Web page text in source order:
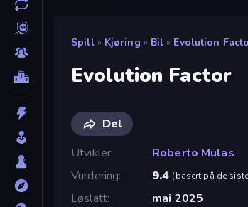
Spill » Kjøring » Bil » Evolution
Evolution Factor
Del
Utvikler
Roberto Mulas
Vurdering
9.4 (basert på de
Løslatt
mai 2025